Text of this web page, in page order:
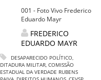
001 - Foto Vivo Frederico
Eduardo Mayr
FREDERICO
EDUARDO MAYR
DESAPARECIDO POLÍTICO,
DITADURA MILITAR, COMISSÃO
ESTADUAL DA VERDADE RUBENS